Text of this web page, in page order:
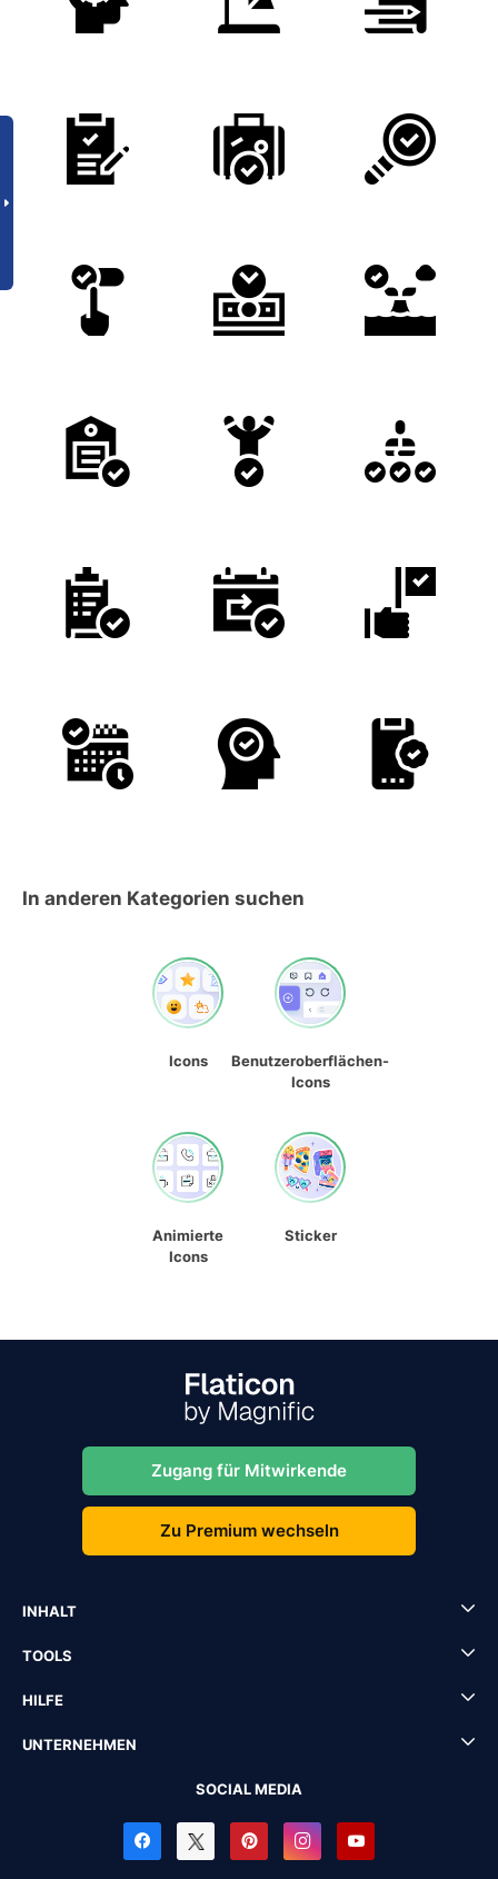
In anderen Kategorien suchen
Icons
Benutzeroberflächen-
Icons
Animierte
Icons
Sticker
Zugang für Mitwirkende
Zu Premium wechseln
INHALT
TOOLS
HILFE
UNTERNEHMEN
SOCIAL MEDIA